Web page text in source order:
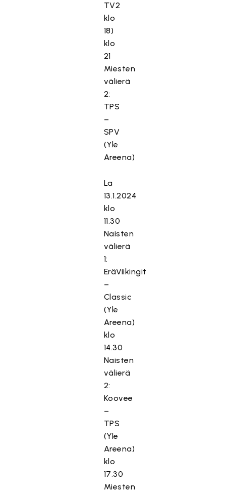
TV2
klo
18)
klo
21
Miesten
välierä
2:
TPS
–
SPV
(Yle
Areena)
La
13.1.2024
klo
11.30
Naisten
välierä
1:
EräViikingit
–
Classic
(Yle
Areena)
klo
14.30
Naisten
välierä
2:
Koovee
–
TPS
(Yle
Areena)
klo
17.30
Miesten